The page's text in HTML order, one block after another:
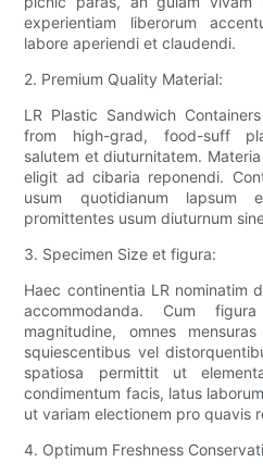
experientiam liberorum
labore aperiendi et claudendi.
2. Premium Quality Material:
LR Plastic Sandwich
from high-grad, food-suff
salutem et diuturnitatem.
eligit ad cibaria reponendi.
usum quotidianum lapsum
promittentes usum diuturnum
3. Specimen Size et figura:
Haec continentia LR nominatim
accommodanda. Cum
magnitudine, omnes
squiescentibus vel
spatiosa permittit ut
condimentum facis, latus
ut variam electionem pro quavis
4. Optimum Freshness